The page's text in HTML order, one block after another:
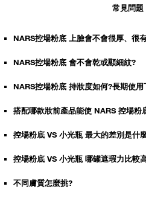
常見問題
NARS控場粉底 上臉會不會很厚、很
NARS控場粉底 會不會乾或顯細紋?
NARS控場粉底 持妝度如何?長期使
搭配哪款妝前產品能使 NARS 控場粉
控場粉底 VS 小光瓶 最大的差別是什
控場粉底 VS 小光瓶 哪罐遮瑕力比較
不同膚質怎麼挑?